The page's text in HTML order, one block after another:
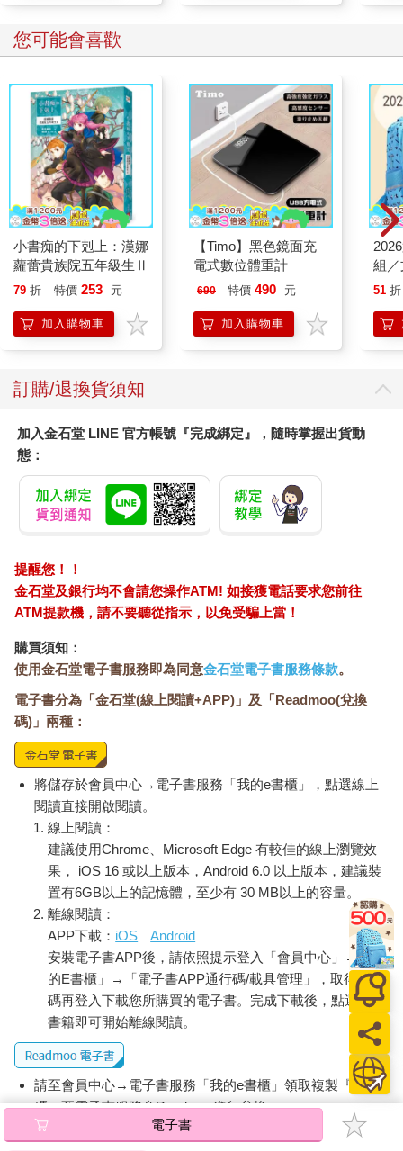
以在自己的行事曆裡排入「商談時間」、「可進行討論的時段」
這類的預定時程，並且與團隊成員共享。
「商談時間」是指優先接受成員們商談的時段。「如果沒事的話
要求，有需要就請跟我說。」請在團隊裡面設定出這樣的規則
來。
此處的重點在於，能否把「商談時間」變成團隊的共通用語。那
麼一來即便是新人，要說出：「今天的商談時間是幾點啊？」
「因為這個時段是商談時間……，現在方便跟你談談嗎？」這類
的話語，也會變得容易許多。
比起沒有設置共通用語，需要先請示「想要商談一些事情，請問
現在方便嗎？」的情況，有「商談時間」的做法會讓「敢言」與
「互助」兩個要素都變得更高。
當然，訂出了共通用語，卻沒有把商談時間排進行事曆，也只會
讓成員覺得：「奇怪？怎麼沒看到商談時間啊？」而變得毫無效
僅有幾次也沒關係，請把它重複排入行事曆的預設行程中吧！
當團隊要引進什麼新事務時，請務必試著從「動點腦筋來命名，
在擔任業務人員時期，我們會分享失敗案件或受到客戶責備的事
例，並為這種會議取了個名稱，叫做「搞砸會」。說「失敗案
例」、「客訴案例」總會讓人心情沉重，但如果說成「出現搞砸
會的案例了」，在回報時，對於失敗或客訴等情況就較容易說得
出口。
雖然站在上司的立場，通常會覺得：「怎麼會被客訴呢！搞什麼
法採取應對措施才是更深刻的問題啊！積極地蒐集「搞砸了」的
情報，才是比較好的做法吧？
站在團隊成員的立場來看，這種「可以的話盡量不想說」的負面
案件，正應該運用「共通用語」，讓人更有「動機」開口說出
來。
舉例來說，在某家上市公司裡，就有個團隊會把麻煩問題叫成
「哭臉 」，他們期待能夠以「遇到個有點大的哭臉了……」這樣
的感覺，來達成資訊共享的目標。
★ 23
×：不管有什麼想講的話都可以說喔！有嗎？
○：請告訴我壞消息跟好消息。
【前置語詞】想要讓對方講出想說的話時
前面的語詞21、22，主要介紹的是以「加深對成員之理解」為目
的，在導入一對一會議初期或面對新成員時適用的「前置語
詞」。
本則語詞23及下則語詞24，則要介紹能更廣泛地發揮一對一會議
效果，且通用性高的語詞。首先就從NG案例「什麼都可以說」看
起吧！
「不管有什麼想講的話都可以說喔！」
「什麼都可以說嗎？嗯……不過現在想不出有什麼特別想說的
耶。」
因為一對一會議是要讓對方把想說的話都說出來的場合，所以才
先用『什麼話都可以說喔』來詢問對方，但對方卻表示『沒什麼
特別想說的』，結果還是只好自己問起想知道的事情，最後一對
一會議就這樣結束了……相信有這種體驗的人應該很多吧？
您可能會喜歡
小書痴的下剋上：漢娜
蘿蕾貴族院五年級生Ⅱ
79 折 特價 253 元
加入購物車
【Timo】黑色鏡面充
電式數位體重計
690 特價 490 元
加入購物車
組
51 折
訂購/退換貨須知
加入金石堂 LINE 官方帳號『完成綁定』，隨時掌握出貨動
態：
提醒您！！
金石堂及銀行均不會請您操作ATM! 如接獲電話要求您前往
ATM提款機，請不要聽從指示，以免受騙上當！
購買須知：
使用金石堂電子書服務即為同意金石堂電子書服務條款。
電子書分為「金石堂(線上閱讀+APP)」及「Readmoo(兌換
碼)」兩種：
將儲存於會員中心→電子書服務「我的e書櫃」，點選線上
閱讀直接開啟閱讀。
線上閱讀：
建議使用Chrome、Microsoft Edge 有較佳的線上瀏覽效
果， iOS 16 或以上版本，Android 6.0 以上版本，建議裝
置有6GB以上的記憶體，至少有 30 MB以上的容量。
離線閱讀：
APP下載： iOS
Android
安裝電子書APP後，請依照提示登入「會員中心」→「我
的E書櫃」→「電子書APP通行碼/載具管理」，取得通行
碼再登入下載您所購買的電子書。完成下載後，點選任一
書籍即可開始離線閱讀。
請至會員中心→電子書服務「我的e書櫃」領取複製『兌換
碼』至電子書服務商Readmoo進行兌換。
退換貨須知：
電子書